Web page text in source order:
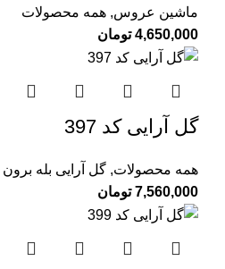
ماشین عروس, همه محصولات
4,650,000 تومان
گل آرایی کد 397
همه محصولات, گل آرایی بله برون
7,560,000 تومان